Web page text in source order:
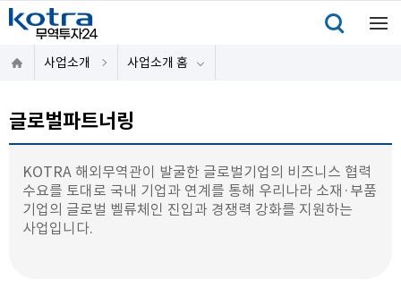
사업소개 사업소개 홈
글로벌파트너링
KOTRA 해외무역관이 발굴한 글로벌기업의 비즈니스 협력
수요를 토대로 국내 기업과 연계를 통해 우리나라 소재·부품
기업의 글로벌 벨류체인 진입과 경쟁력 강화를 지원하는
사업입니다.